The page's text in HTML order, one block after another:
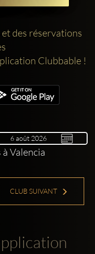
des réservations
Clubbable !
Valencia
CLUB SUIVANT